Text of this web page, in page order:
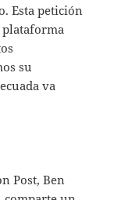
Esta petición
plataforma
su
va
Post, Ben